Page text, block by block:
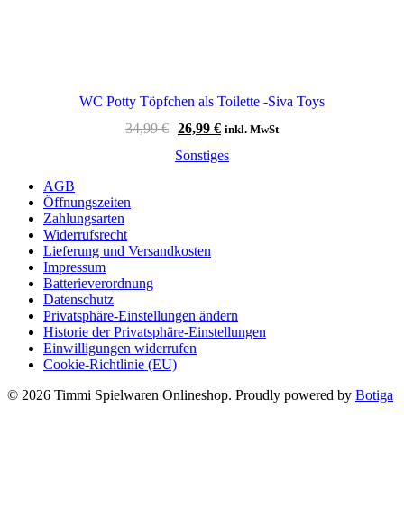
WC Potty Töpfchen als Toilette -Siva Toys
34,99€ Ursprünglicher
war:
26,99 €Aktueller
ist:
inkl. MwSt
Sonstiges
AGB
Öffnungszeiten
Zahlungsarten
Widerrufsrecht
Lieferung und Versandkosten
Impressum
Batterieverordnung
Datenschutz
Privatsphäre-Einstellungen ändern
Historie der Privatsphäre-Einstellungen
Einwilligungen widerrufen
Cookie-Richtlinie (EU)
© 2026 Timmi Spielwaren Onlineshop. Proudly powered by Botiga